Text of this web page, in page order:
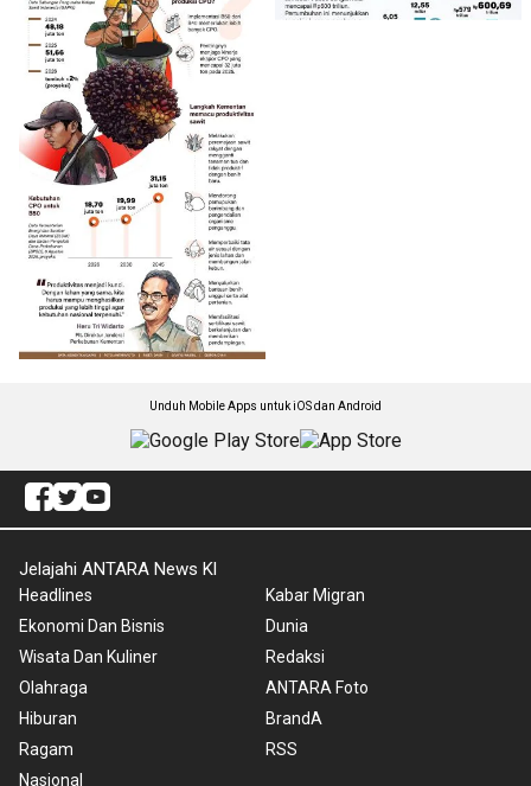
Unduh Mobile Apps untuk iOS dan Android
Jelajahi ANTARA News Kl
Headlines
Ekonomi Dan Bisnis
Wisata Dan Kuliner
Olahraga
Hiburan
Ragam
Nasional
Kabar Migran
Dunia
Redaksi
ANTARA Foto
BrandA
RSS